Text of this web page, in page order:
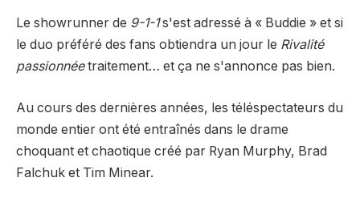
Le showrunner de 9-1-1s'est adressé à « Buddie » et si
le duo préféré des fans obtiendra un jour le Rivalité
passionnéetraitement… et ça ne s'annonce pas bien.
Au cours des dernières années, les téléspectateurs du
monde entier ont été entraînés dans le drame
choquant et chaotique créé par Ryan Murphy, Brad
Falchuk et Tim Minear.